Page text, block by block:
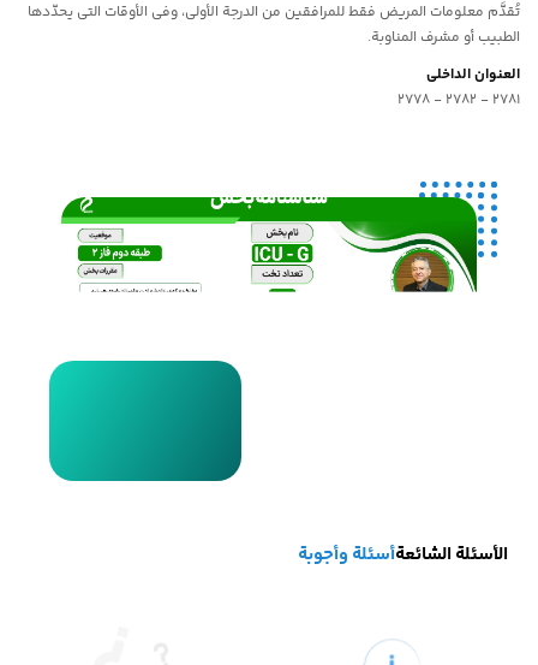
تُقدَّم معلومات المریض فقط للمرافقین من الدرجة الأولى، وفی الأوقات التی یحدّدها
الطبیب أو مشرف المناوبة.
العنوان الداخلي
2781 - 2782 - 2778
الأسئلة الشائعةأسئلة وأجوبة